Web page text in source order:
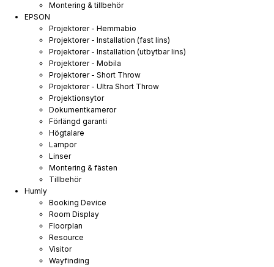
Montering & tillbehör
EPSON
Projektorer - Hemmabio
Projektorer - Installation (fast lins)
Projektorer - Installation (utbytbar lins)
Projektorer - Mobila
Projektorer - Short Throw
Projektorer - Ultra Short Throw
Projektionsytor
Dokumentkameror
Förlängd garanti
Högtalare
Lampor
Linser
Montering & fästen
Tillbehör
Humly
Booking Device
Room Display
Floorplan
Resource
Visitor
Wayfinding